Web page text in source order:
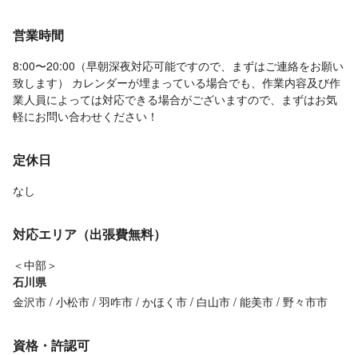
営業時間
8:00〜20:00（早朝深夜対応可能ですので、まずはご連絡をお願い
致します） カレンダーが埋まっている場合でも、作業内容及び作
業人員によっては対応できる場合がございますので、まずはお気
軽にお問い合わせください！
定休日
なし
対応エリア（出張費無料）
＜中部＞
石川県
金沢市 小松市 羽咋市 かほく市 白山市 能美市 野々市市
資格・許認可